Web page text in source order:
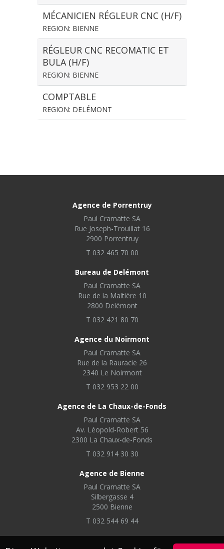
MÉCANICIEN RÉGLEUR CNC (H/F)
REGION: BIENNE
RÉGLEUR CNC RECOMATIC ET
BULA (H/F)
REGION: BIENNE
COMPTABLE
REGION: DELÉMONT
Agence de Porrentruy
Paul Cramatte SA
Rue Joseph-Trouillat 16
2900 Porrentruy
T 032 465 70 00
Bureau de Delémont
Paul Cramatte SA
Rue de la Maltière 10
2800 Delémont
T 032 421 80 70
Agence du Noirmont
Paul Cramatte SA
Rue de la Rauracie 26
2340 Le Noirmont
T 032 953 22 00
Agence de La Chaux-de-Fonds
Paul Cramatte SA
Av. Léopold-Robert 56
2300 La Chaux-de-Fonds
T 032 914 30 30
Agence de Bienne
Paul Cramatte SA
Silbergasse 4
2500 Bienne
T 032 544 69 44